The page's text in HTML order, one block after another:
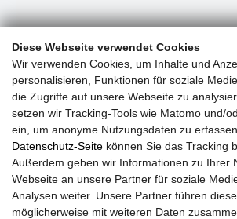
Diese Webseite verwendet Cookies
Wir verwenden Cookies, um Inhalte und
personalisieren, Funktionen für soziale
die Zugriffe auf unsere Webseite zu
setzen wir Tracking-Tools wie Matomo und/
ein, um anonyme Nutzungsdaten zu
Datenschutz-Seite können Sie das Tracking
Außerdem geben wir Informationen zu Ihrer
Webseite an unsere Partner für soziale
Analysen weiter. Unsere Partner führen
möglicherweise mit weiteren Daten
KOPPELHUBER² und Partner ZT OG
consulting engineers & architects
Sporgasse 11/2.OG A-8010 Graz
+43 (0)316 / 81 24 67
+43 (0)664 / 864 40 33
office@koppelhuber-partner.at